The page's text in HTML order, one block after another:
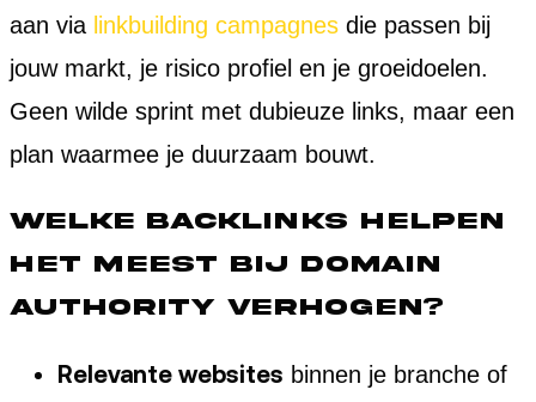
aan via linkbuilding campagnes die passen bij
jouw markt, je risico profiel en je groeidoelen.
Geen wilde sprint met dubieuze links, maar een
plan waarmee je duurzaam bouwt.
Welke backlinks helpen
het meest bij domain
authority verhogen?
Relevante websites binnen je branche of